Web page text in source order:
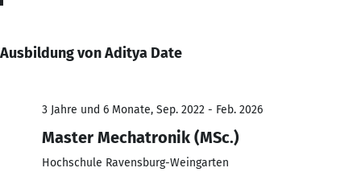
Ausbildung von Aditya Date
3 Jahre und 6 Monate, Sep. 2022 - Feb. 2026
Master Mechatronik (MSc.)
Hochschule Ravensburg-Weingarten